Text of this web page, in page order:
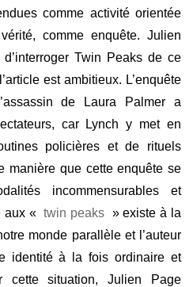
comme activité orientée
comme enquête. Julien
Twin Peaks de ce
est ambitieux. L’enquête
de Laura Palmer a
car Lynch y met en
policières et de rituels
manière que cette enquête se
incommensurables et
aux «twin peaks » existe à la
monde parallèle et l’auteur
identité à la fois ordinaire et
cette situation, Julien Page